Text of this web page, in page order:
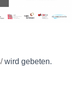
wird gebeten.